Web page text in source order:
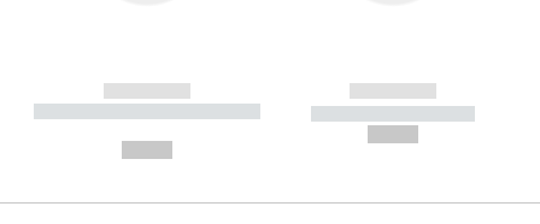
------------
----------- ----------- --------
------------
----------- -----------